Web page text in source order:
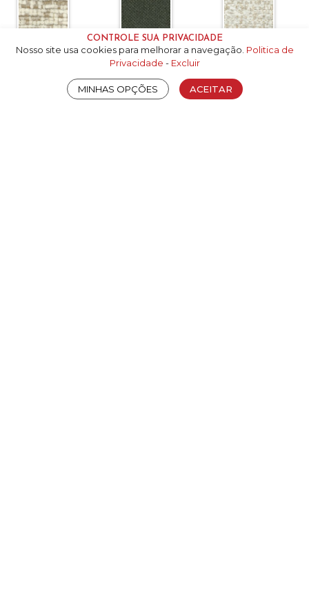
CONTROLE SUA PRIVACIDADE
Nosso site usa cookies para melhorar a navegação. Politica de
Privacidade - Excluir
MINHAS OPÇÕES ACEITAR
7G - A 7J - A 7P - B